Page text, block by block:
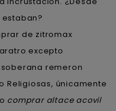
de zitromax
excepto
remeron
Religiosas, únicamente
comprar altace acovil